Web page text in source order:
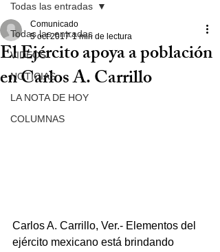
Todas las entradas
VIDEOS
NOTICIAS
LA NOTA DE HOY
COLUMNAS
Todas las entradas
El Ejército apoya a población
en Carlos A. Carrillo
Comunicado
5 oct 2017 1 min de lectura
Carlos A. Carrillo, Ver.- Elementos del
ejército mexicano está brindando